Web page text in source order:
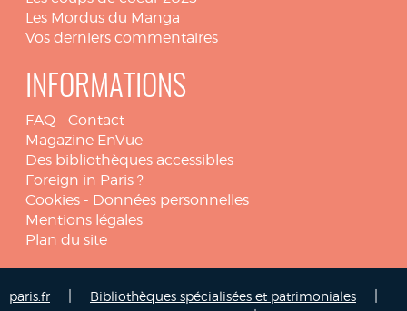
Les Mordus du Manga
Vos derniers commentaires
INFORMATIONS
FAQ - Contact
Magazine EnVue
Des bibliothèques accessibles
Foreign in Paris ?
Cookies - Données personnelles
Mentions légales
Plan du site
paris.fr Bibliothèques spécialisées et patrimoniales